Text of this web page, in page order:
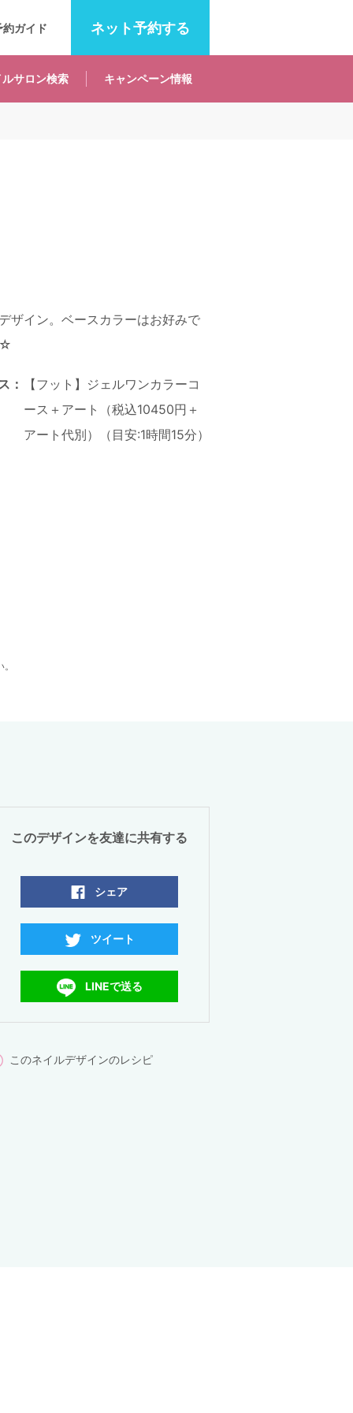
ネット予約する
サロン検索 キャンペーン情報
約ガイド
ザイン。ベースカラーはお好みで
☆
：
【フット】ジェルワンカラーコ
ース＋アート（税込10450円＋
アート代別）（目安:1時間15分）
このデザインを友達に共有する
シェア
ツイート
LINEで送る
このネイルデザインのレシピ